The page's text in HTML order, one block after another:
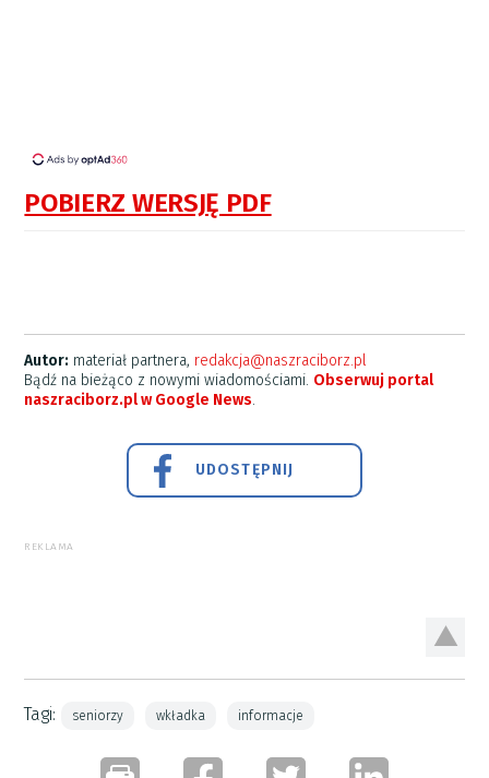
POBIERZ WERSJĘ PDF
Autor: materiał partnera, redakcja@naszraciborz.pl
Bądź na bieżąco z nowymi wiadomościami. Obserwuj portal
naszraciborz.pl w Google News.
UDOSTĘPNIJ
REKLAMA
Tagi: seniorzy wkładka informacje